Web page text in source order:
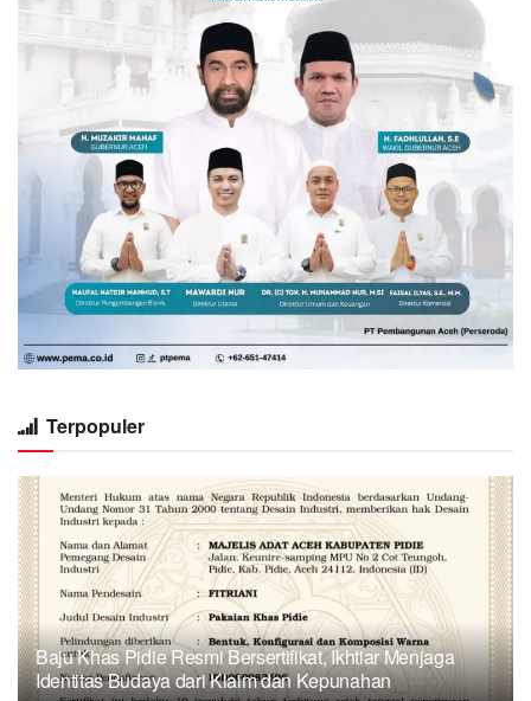
Terpopuler
Baju Khas Pidie Resmi Bersertifikat, Ikhtiar Menjaga
Identitas Budaya dari Klaim dan Kepunahan